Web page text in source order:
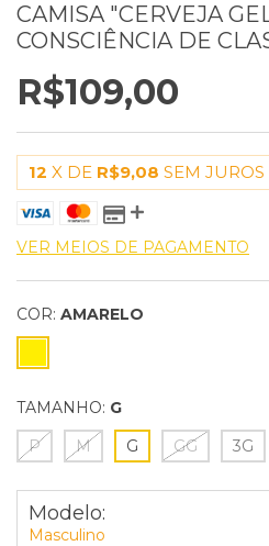
CAMISA "CERVEJA
CONSCIÊNCIA DE
R$109,00
12 X DE R$9,08 SEM JUROS
VER MEIOS DE PAGAMENTO
COR: AMARELO
TAMANHO: G
P
M G GG 3G
Modelo:
Masculino